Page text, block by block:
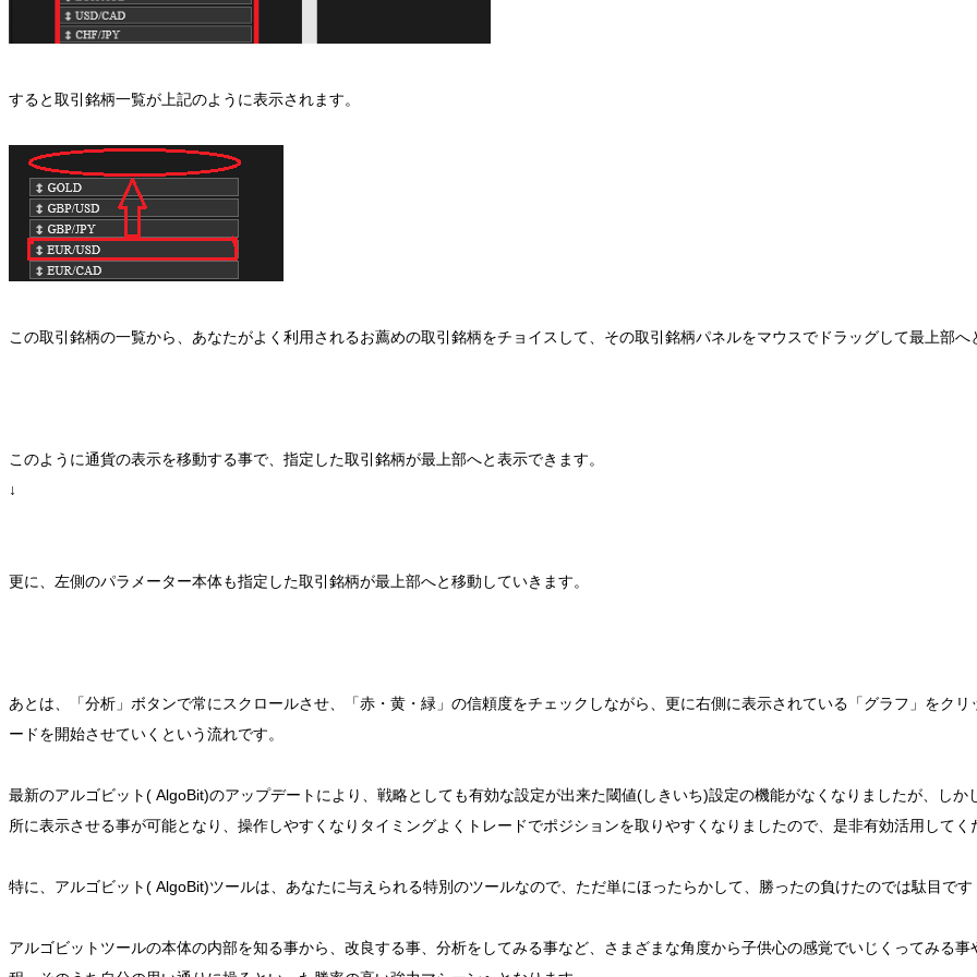
すると取引銘柄一覧が上記のように表示されます。
この取引銘柄の一覧から、あなたがよく利用されるお薦めの取引銘柄をチョイスして、その取引銘柄パネルをマウスでドラッグして最上部へ
このように通貨の表示を移動する事で、指定した取引銘柄が最上部へと表示できます。
↓
更に、左側のパラメーター本体も指定した取引銘柄が最上部へと移動していきます。
あとは、「分析」ボタンで常にスクロールさせ、「赤・黄・緑」の信頼度をチェックしながら、更に右側に表示されている「グラフ」をク
ードを開始させていくという流れです。
最新のアルゴビット( AlgoBit)のアップデートにより、戦略としても有効な設定が出来た閾値(しきいち)設定の機能がなくなりましたが、し
所に表示させる事が可能となり、操作しやすくなりタイミングよくトレードでポジションを取りやすくなりましたので、是非有効活用してく
特に、アルゴビット( AlgoBit)ツールは、あなたに与えられる特別のツールなので、ただ単にほったらかして、勝ったの負けたのでは駄目です
アルゴビットツールの本体の内部を知る事から、改良する事、分析をしてみる事など、さまざまな角度から子供心の感覚でいじくってみる